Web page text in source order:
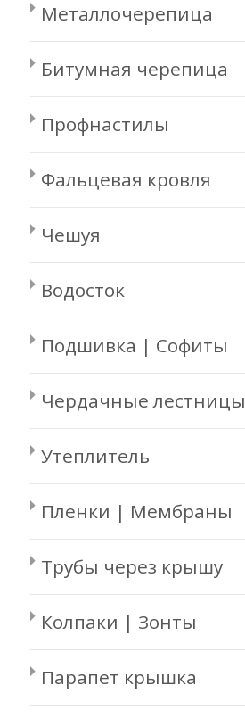
Металлочерепица
Битумная черепица
Профнастилы
Фальцевая кровля
Чешуя
Водосток
Подшивка | Софиты
Чердачные лестницы
Утеплитель
Пленки | Мембраны
Трубы через крышу
Колпаки | Зонты
Парапет крышка